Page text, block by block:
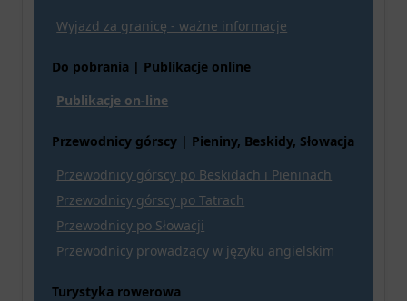
Wyjazd za granicę - ważne informacje
Do pobrania | Publikacje online
Publikacje on-line
Przewodnicy górscy | Pieniny, Beskidy, Słowacja
Przewodnicy górscy po Beskidach i Pieninach
Przewodnicy górscy po Tatrach
Przewodnicy po Słowacji
Przewodnicy prowadzący w języku angielskim
Turystyka rowerowa